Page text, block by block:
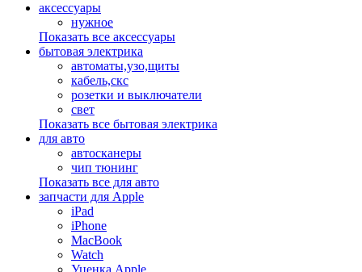
аксессуары
нужное
Показать все аксессуары
бытовая электрика
автоматы,узо,щиты
кабель,скс
розетки и выключатели
свет
Показать все бытовая электрика
для авто
автосканеры
чип тюнинг
Показать все для авто
запчасти для Apple
iPad
iPhone
MacBook
Watch
Уценка Apple